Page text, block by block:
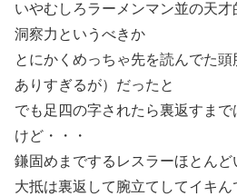
いやむしろラーメンマン並の天
洞察力というべきか
とにかくめっちゃ先を読んでた
ありすぎるが）だったと
でも足四の字されたら裏返すま
けど・・・
鎌固めまでするレスラーほとんど
大抵は裏返して腕立てしてイキ